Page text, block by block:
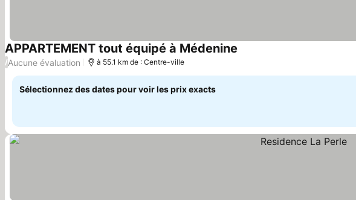
APPARTEMENT tout équipé à Médenine
/Aucune évaluation à 55.1 km de : Centre-ville
Sélectionnez des dates pour voir les prix exacts